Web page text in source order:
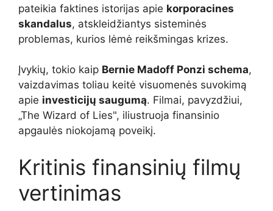
pateikia faktines istorijas apie korporacines
skandalus, atskleidžiantys sisteminės
problemas, kurios lėmė reikšmingas krizes.
Įvykių, tokio kaip Bernie Madoff Ponzi schema,
vaizdavimas toliau keitė visuomenės suvokimą
apie investicijų saugumą. Filmai, pavyzdžiui,
„The Wizard of Lies", iliustruoja finansinio
apgaulės niokojamą poveikį.
Kritinis finansinių filmų
vertinimas